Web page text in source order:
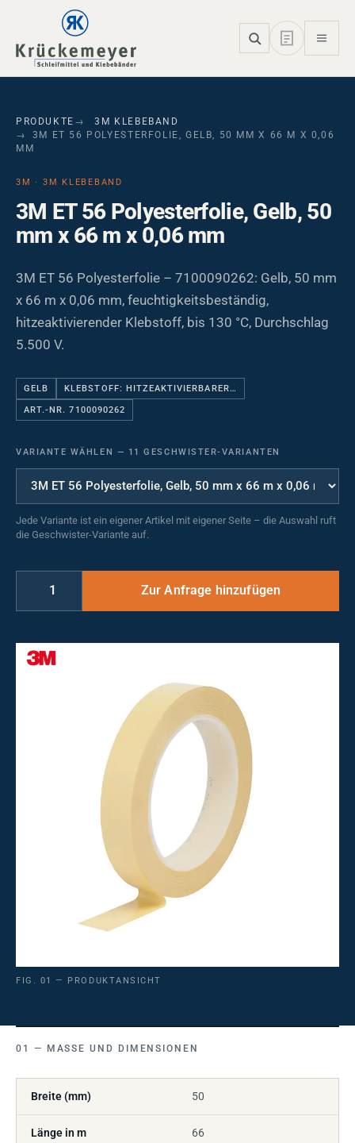
Skip to main navigation
Skip to main content
Skip to page footer
PRODUKTE
3M KLEBEBAND
3M ET 56 POLYESTERFOLIE, GELB, 50 MM X 66 M X 0,06
MM
3M · 3M KLEBEBAND
3M ET 56 Polyesterfolie, Gelb, 50
mm x 66 m x 0,06 mm
3M ET 56 Polyesterfolie – 7100090262: Gelb, 50 mm
x 66 m x 0,06 mm, feuchtigkeitsbeständig,
hitzeaktivierender Klebstoff, bis 130 °C, Durchschlag
5.500 V.
GELB KLEBSTOFF: HITZEAKTIVIERBARER…
ART.-NR. 7100090262
VARIANTE WÄHLEN — 11 GESCHWISTER-VARIANTEN
Jede Variante ist ein eigener Artikel mit eigener Seite – die Auswahl ruft
die Geschwister-Variante auf.
FIG. 01 — PRODUKTANSICHT
MASSE UND DIMENSIONEN
Breite (mm) 50
Länge in m 66